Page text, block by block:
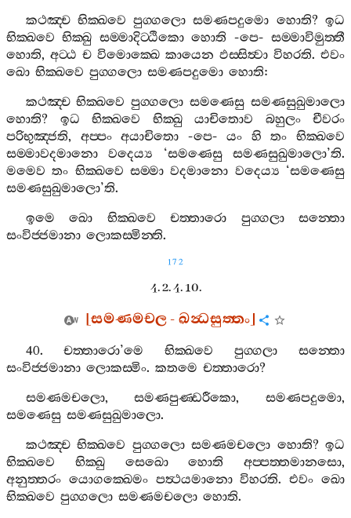
කථඤ‍්ච භික‍්ඛවෙ පුග‍්ගලො සමණපදුමො හොති?ඉධ
භික‍්ඛවෙ භික‍්ඛු සම‍්මාදිට‍්ඨිකො හොති -පෙ-සම‍්මාවිමුත‍්තී
හොති, අට‍්ඨ ච විමොක‍්ඛෙ කායෙන ඵස‍්සිත්‍වා විහරති. එවං
ඛො භික‍්ඛවෙ පුග‍්ගලො සමණපදුමො හොති:
කථඤ‍්ච භික‍්ඛවෙ පුග‍්ගලො සමණෙසු සමණසුඛුමාලො
හොති? ඉධ භික‍්ඛවෙ භික‍්ඛු යාචිතොව බහුලං
චීවරං
පරිභුඤ‍්ජති, අප‍්පං අයාචිතො -පෙ-යං හි තං
භික‍්ඛවෙ
සම‍්මාවදමානො
වදෙය්‍ය ‘සමණෙසු සමණසුඛුමාලො’ති.
මමෙව තං භික‍්ඛවෙ සම‍්මා වදමානො වදෙය්‍ය ‘සමණෙසු
සමණසුඛුමාලො’ති.
ඉමෙ
ඛො භික‍්ඛවෙ චත‍්තාරො පුග‍්ගලා
සන‍්තො
සංවිජ‍්ජමානා ලොකස‍්මින‍්ති.
172
4. 2. 4. 10.
[සමණමචල-ඛන්‍ධසුත‍්තං]
40.චත‍්තාරො’මෙ භික‍්ඛවෙ පුග‍්ගලා
සන‍්තො
සංවිජ‍්ජමානා ලොකස‍්මිං. කතමෙ චත‍්තාරො?
සමණමචලො,සමණපුණ‍්ඩරීකො, සමණපදුමො,
සමණෙසු සමණසුඛුමාලො.
කථඤ‍්ච භික‍්ඛවෙ පුග‍්ගලො සමණමචලො හොති?ඉධ
භික‍්ඛවෙ
භික‍්ඛු සෙඛො හොති අප‍්පත‍්තමානසො,
අනුත‍්තරං යොගක‍්ඛෙමං පත්‍ථයමානො විහරති.එවං ඛො
භික‍්ඛවෙ පුග‍්ගලො සමණමචලො හොති.